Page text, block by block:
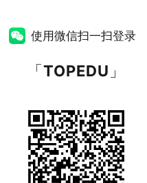
使用微信扫一扫登录
「TOPEDU 」